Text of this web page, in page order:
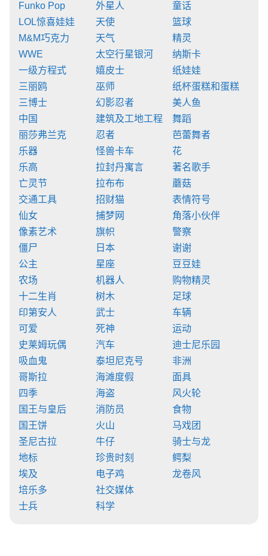
Funko Pop
LOL惊喜娃娃
M&M巧克力
WWE
一级方程式
三丽鸥
三博士
中国
丽莎弗兰克
乐器
乐高
亡灵节
交通工具
仙女
像素艺术
僵尸
公主
农场
十二生肖
印第安人
可爱
史莱姆玩偶
吸血鬼
哥斯拉
四季
国王与皇后
国王饼
圣尼古拉
地标
埃及
培乐多
士兵
外星人
天使
天气
太空行星银河
嬉皮士
巫师
幻影忍者
建筑及工地工程
忍者
怪兽卡车
拉封丹寓言
拉布布
招财猫
捕梦网
旗帜
日本
星座
机器人
树木
武士
死神
汽车
泰坦尼克号
海滩度假
海盗
消防员
火山
牛仔
珍贵时刻
电子鸡
社交媒体
科学
童话
篮球
精灵
纳斯卡
纸娃娃
纸杯蛋糕和蛋糕
美人鱼
舞蹈
芭蕾舞者
花
著名歌手
蘑菇
表情符号
角落小伙伴
警察
谢谢
豆豆娃
购物精灵
足球
车辆
运动
迪士尼乐园
非洲
面具
风火轮
食物
马戏团
骑士与龙
鳄梨
龙卷风